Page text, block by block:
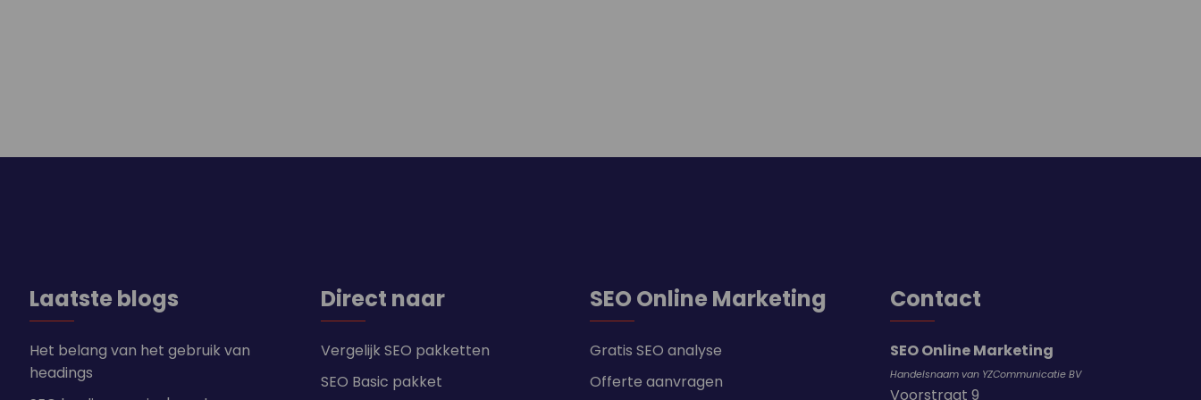
Laatste blogs
Het belang van het gebruik van
headings
Direct naar
Vergelijk SEO pakketten
SEO Basic pakket
SEO Online Marketing
Gratis SEO analyse
Offerte aanvragen
Contact
SEO Online Marketing
Handelsnaam van YZCommunicatie BV
Voorstraat 9